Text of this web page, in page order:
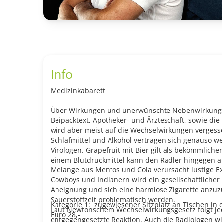
Info
Medizinkabarett
Über Wirkungen und unerwünschte
Beipacktext, Apotheker- und Ärzteschaft, sowie die
wird aber meist auf die Wechselwirkungen
Schlafmittel und Alkohol vertragen sich genauso
Virologen. Grapefruit mit Bier gilt als
einem Blutdruckmittel kann den Radler hingegen
Melange aus Mentos und Cola verursacht lustige
Cowboys und Indianern wird ein
Aneignung und sich eine harmlose Zigarette
Sauerstoffzelt problematisch werden.
Laut Newtonschem Wechselwirkungsgesetz folgt
entgegengesetzte Reaktion. Auch die Radiologen
Kategorie 1: zugewiesener Sitzplatz an Tischen in
Euro 28,-